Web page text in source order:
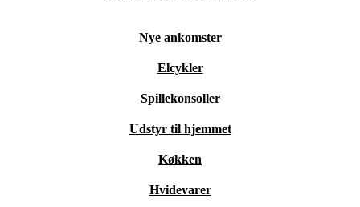
Nye ankomster
Elcykler
Spillekonsoller
Udstyr til hjemmet
Køkken
Hvidevarer